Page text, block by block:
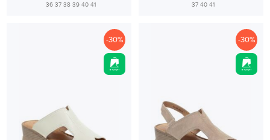
36 37 38 39 40 41 37 40 41
-30% -30%